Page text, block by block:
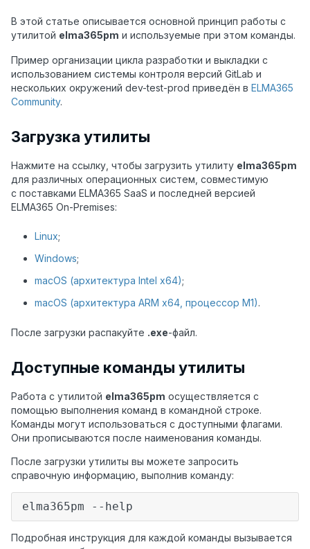
В этой статье описывается основной принцип работы с
утилитой elma365pm и используемые при этом команды.
Пример организации цикла разработки и выкладки с
использованием системы контроля версий GitLab и
нескольких окружений dev-test-prod приведён в ELMA365
Community.
Загрузка утилиты
Нажмите на ссылку, чтобы загрузить утилиту elma365pm
для различных операционных систем, совместимую
с поставками ELMA365 SaaS и последней версией
ELMA365 On-Premises:
Linux;
Windows;
macOS (архитектура Intel x64);
macOS (архитектура ARM x64, процессор M1).
После загрузки распакуйте .exe-файл.
Доступные команды утилиты
Работа с утилитой elma365pm осуществляется с
помощью выполнения команд в командной строке.
Команды могут использоваться с доступными флагами.
Они прописываются после наименования команды.
После загрузки утилиты вы можете запросить
справочную информацию, выполнив команду:
elma365pm --help
Подробная инструкция для каждой команды вызывается